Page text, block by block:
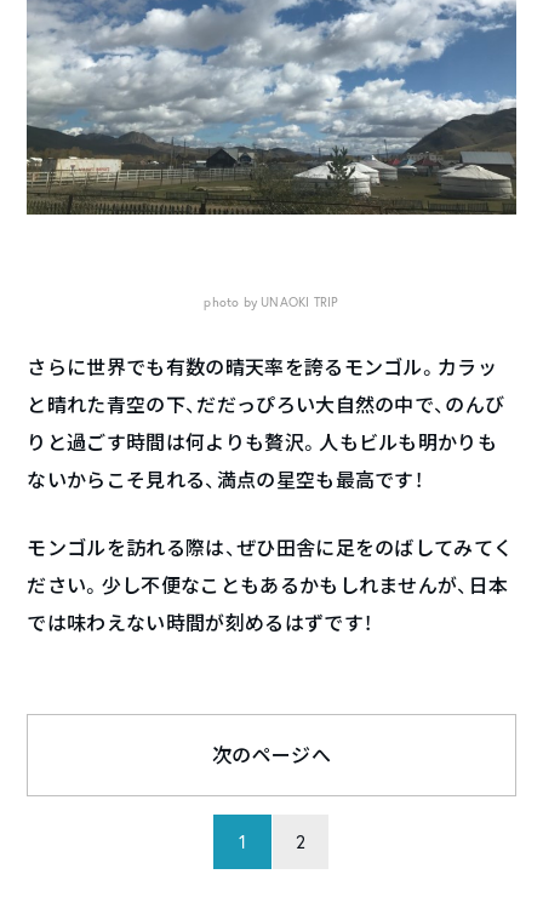
photo by UNAOKI TRIP
さらに世界でも有数の晴天率を誇るモンゴル。カラッ
と晴れた青空の下、だだっぴろい大自然の中で、のんび
りと過ごす時間は何よりも贅沢。人もビルも明かりも
ないからこそ見れる、満点の星空も最高です！
モンゴルを訪れる際は、ぜひ田舎に足をのばしてみてく
ださい。少し不便なこともあるかもしれませんが、日本
では味わえない時間が刻めるはずです！
1 2
次のページへ